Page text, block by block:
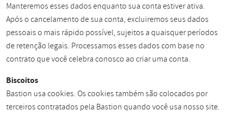
Manteremos esses dados enquanto sua conta estiver ativa.
Após o cancelamento de sua conta, excluiremos seus dados
pessoais o mais rápido possível, sujeitos a quaisquer períodos
de retenção legais. Processamos esses dados com base no
contrato que você celebra conosco ao criar uma conta.
Biscoitos
Bastion usa cookies. Os cookies também são colocados por
terceiros contratados pela Bastion quando você usa nosso site.